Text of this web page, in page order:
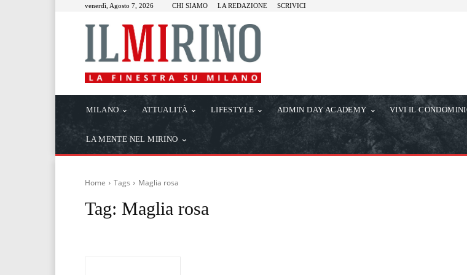
venerdì, Agosto 7, 2026 CHI SIAMO LA REDAZIONE SCRIVICI
MILANO ATTUALITÀ LIFESTYLE ADMIN DAY ACADEMY VIVI IL
LA MENTE NEL MIRINO
Home Tags Maglia rosa
Tag: Maglia rosa